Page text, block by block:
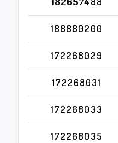
188880200
172268029
172268031
172268033
172268035